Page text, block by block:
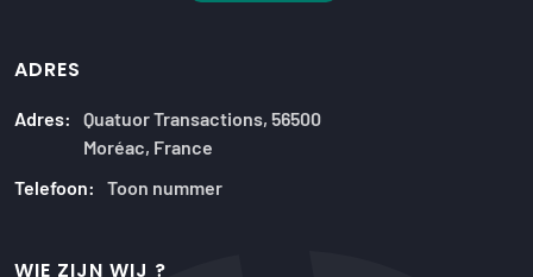
ADRES
Adres: Quatuor Transactions, 56500
Moréac, France
Telefoon: Toon nummer